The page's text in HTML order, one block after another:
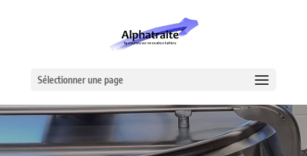
Sélectionner une page